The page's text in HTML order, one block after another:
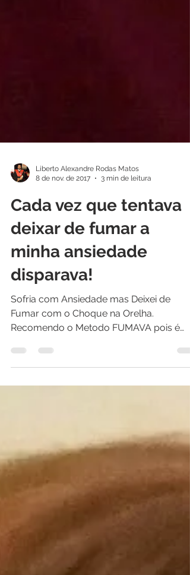
Liberto Alexandre Rodas Matos
8 de nov. de 2017
3 min de leitura
Cada vez que tentava
deixar de fumar a
minha ansiedade
disparava!
Sofria com Ansiedade mas Deixei de
Fumar com o Choque na Orelha.